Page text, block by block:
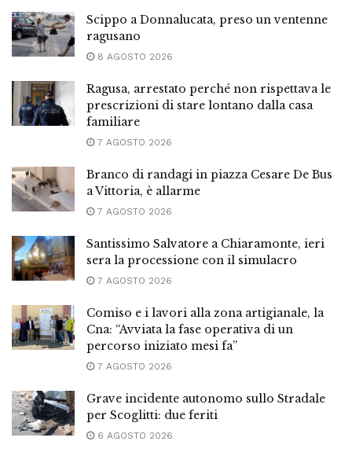
Scippo a Donnalucata, preso un ventenne
ragusano
8 AGOSTO 2026
Ragusa, arrestato perché non rispettava le
prescrizioni di stare lontano dalla casa
familiare
7 AGOSTO 2026
Branco di randagi in piazza Cesare De Bus
a Vittoria, è allarme
7 AGOSTO 2026
Santissimo Salvatore a Chiaramonte, ieri
sera la processione con il simulacro
7 AGOSTO 2026
Comiso e i lavori alla zona artigianale, la
Cna: “Avviata la fase operativa di un
percorso iniziato mesi fa”
7 AGOSTO 2026
Grave incidente autonomo sullo Stradale
per Scoglitti: due feriti
6 AGOSTO 2026